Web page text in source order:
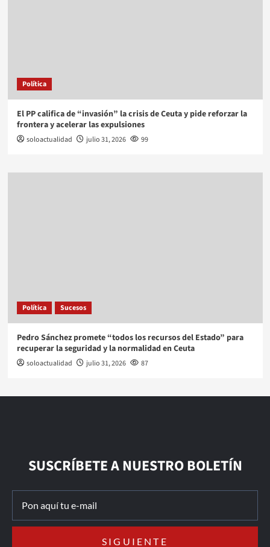
Política
El PP califica de “invasión” la crisis de Ceuta y pide reforzar la
frontera y acelerar las expulsiones
soloactualidad julio 31, 2026 99
Política Sucesos
Pedro Sánchez promete “todos los recursos del Estado” para
recuperar la seguridad y la normalidad en Ceuta
soloactualidad julio 31, 2026 87
SUSCRÍBETE A NUESTRO BOLETÍN